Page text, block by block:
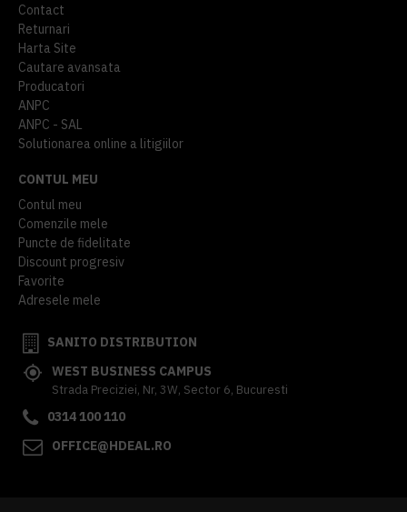
Contact
Returnari
Harta Site
Cautare avansata
Producatori
ANPC
ANPC - SAL
Solutionarea online a litigiilor
CONTUL MEU
Contul meu
Comenzile mele
Puncte de fidelitate
Discount progresiv
Favorite
Adresele mele
SANITO DISTRIBUTION
WEST BUSINESS CAMPUS
Strada Preciziei, Nr, 3W, Sector 6, Bucuresti
0314 100 110
OFFICE@HDEAL.RO